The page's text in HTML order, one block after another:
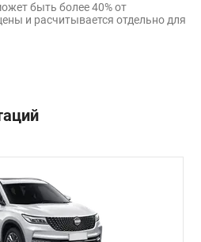
быть более 40% от
и расчитывается отдельно для